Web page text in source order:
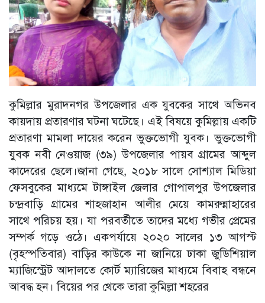
কুমিল্লার মুরাদনগর উপজেলার এক যুবকের সাথে অভিনব
কায়দায় প্রতারণার ঘটনা ঘটেছে। এই বিষয়ে কুমিল্লায় একটি
প্রতারণা মামলা দায়ের করেন ভুক্তভোগী যুবক। ভুক্তভোগী
যুবক নবী নেওয়াজ (৩৯) উপজেলার পায়ব গ্রামের আব্দুল
কাদেরের ছেলে।জানা গেছে, ২০১৮ সালে সোশ্যাল মিডিয়া
ফেসবুকের মাধ্যমে টাঙ্গাইল জেলার গোপালপুর উপজেলার
চন্দ্রবাড়ি গ্রামের শাহজাহান আলীর মেয়ে কামরুন্নাহারের
সাথে পরিচয় হয়। যা পরবর্তীতে তাদের মধ্যে গভীর প্রেমের
সম্পর্ক গড়ে ওঠে। একপর্যায়ে ২০২০ সালের ১৩ আগস্ট
(বৃহস্পতিবার) বাড়ির কাউকে না জানিয়ে ঢাকা জুডিশিয়াল
ম্যাজিস্ট্রেট আদালতে কোর্ট ম্যারিজের মাধ্যমে বিবাহ বন্ধনে
আবদ্ধ হন। বিয়ের পর থেকে তারা কুমিল্লা শহরের